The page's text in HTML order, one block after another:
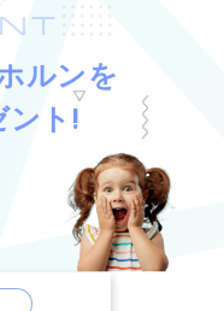
ルンを
ント!